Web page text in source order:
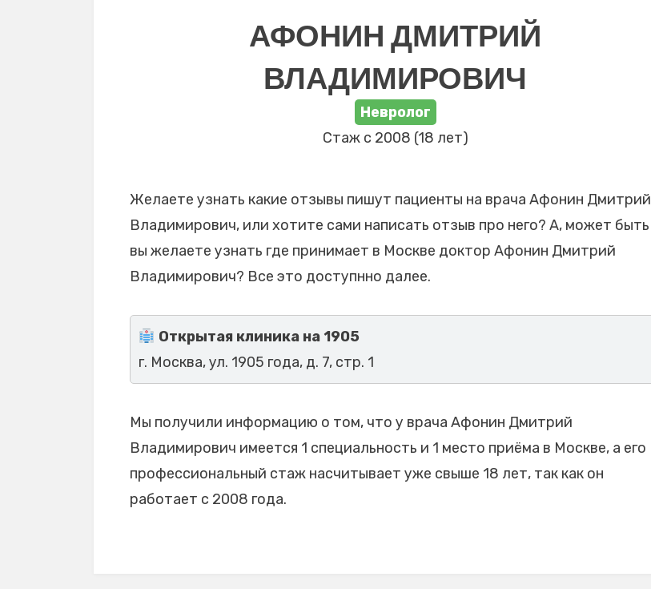
АФОНИН ДМИТРИЙ
ВЛАДИМИРОВИЧ
Невролог
Стаж с 2008 (18 лет)
Желаете узнать какие отзывы пишут пациенты на врача Афонин Дмитрий
Владимирович, или хотите сами написать отзыв про него? А, может быть
вы желаете узнать где принимает в Москве доктор Афонин Дмитрий
Владимирович? Все это доступнно далее.
Открытая клиника на 1905
г. Москва, ул. 1905 года, д. 7, стр. 1
Мы получили информацию о том, что у врача Афонин Дмитрий
Владимирович имеется 1 специальность и 1 место приёма в Москве, а его
профессиональный стаж насчитывает уже свыше 18 лет, так как он
работает с 2008 года.